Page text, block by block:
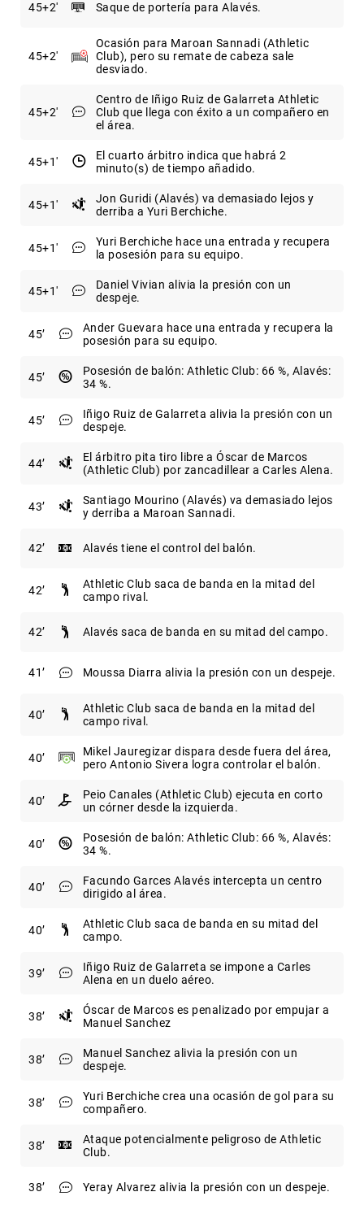
45+2 Saque de portería para Alavés.
45+2
Ocasión para Maroan Sannadi (Athletic
Club), pero su remate de cabeza sale
desviado.
45+2
Centro de Iñigo Ruiz de Galarreta Athletic
Club que llega con éxito a un compañero en
el área.
45+1
El cuarto árbitro indica que habrá 2
minuto(s) de tiempo añadido.
45+1
Jon Guridi (Alavés) va demasiado lejos y
derriba a Yuri Berchiche.
45+1
Yuri Berchiche hace una entrada y recupera
la posesión para su equipo.
45+1
Daniel Vivian alivia la presión con un
despeje.
45
Ander Guevara hace una entrada y recupera la
posesión para su equipo.
45
Posesión de balón: Athletic Club: 66 %, Alavés:
34 %.
45
Iñigo Ruiz de Galarreta alivia la presión con un
despeje.
44
El árbitro pita tiro libre a Óscar de Marcos
(Athletic Club) por zancadillear a Carles Alena.
43
Santiago Mourino (Alavés) va demasiado lejos
y derriba a Maroan Sannadi.
42 Alavés tiene el control del balón.
42
Athletic Club saca de banda en la mitad del
campo rival.
42 Alavés saca de banda en su mitad del campo.
41 Moussa Diarra alivia la presión con un despeje.
40
Athletic Club saca de banda en la mitad del
campo rival.
40
Mikel Jauregizar dispara desde fuera del área,
pero Antonio Sivera logra controlar el balón.
40
Peio Canales (Athletic Club) ejecuta en corto
un córner desde la izquierda.
40
Posesión de balón: Athletic Club: 66 %, Alavés:
34 %.
40
Facundo Garces Alavés intercepta un centro
dirigido al área.
40
Athletic Club saca de banda en su mitad del
campo.
39
Iñigo Ruiz de Galarreta se impone a Carles
Alena en un duelo aéreo.
38
Óscar de Marcos es penalizado por empujar a
Manuel Sanchez
38
Manuel Sanchez alivia la presión con un
despeje.
38
Yuri Berchiche crea una ocasión de gol para su
compañero.
38
Ataque potencialmente peligroso de Athletic
Club.
38 Yeray Alvarez alivia la presión con un despeje.